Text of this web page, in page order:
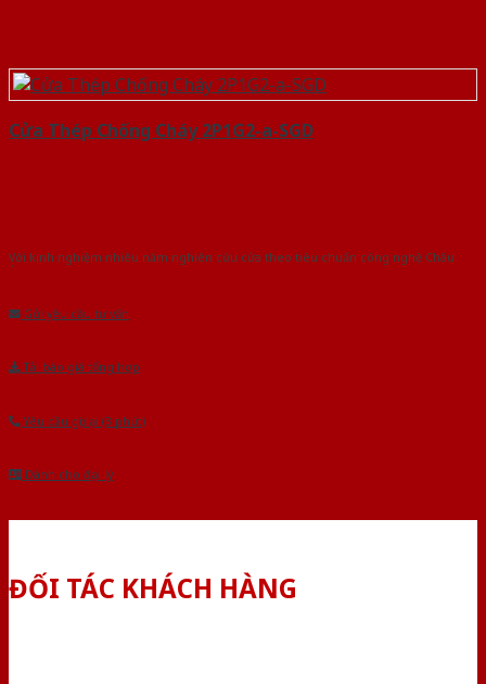
Cửa Thép Chống Cháy 2P1G2-a-SGD
Với kinh nghiệm nhiêu năm nghiên cứu cửa theo tiêu chuẩn công nghệ Châu
Gửi yêu cầu tư vấn
Tải báo giá tổng hợp
Yêu cầu gọi lại (3 phút)
Dành cho đại lý
ĐỐI TÁC KHÁCH HÀNG